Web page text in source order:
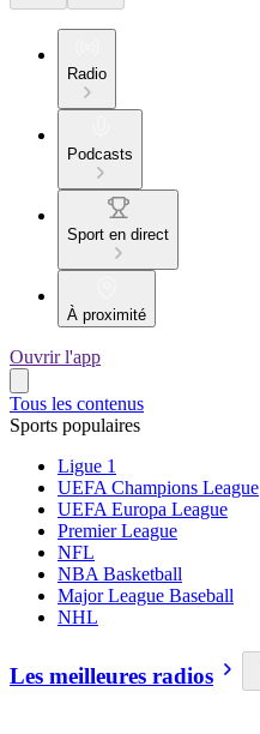
Radio
Podcasts
Sport en direct
À proximité
Ouvrir l'app
Tous les contenus
Sports populaires
Ligue 1
UEFA Champions League
UEFA Europa League
Premier League
NFL
NBA Basketball
Major League Baseball
NHL
Les meilleures radios